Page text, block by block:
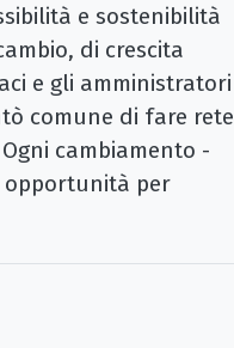
e sostenibilità
di crescita
e gli amministratori
comune di fare rete
cambiamento -
opportunità per